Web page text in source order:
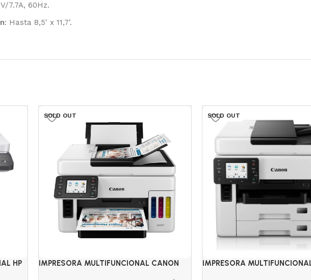
7.7A, 60Hz.
: Hasta 8,5′ x 11,7′.
HP
SOLD OUT
IMPRESORA MULTIFUNCIONAL CANON
SOLD OUT
IMPRESORA